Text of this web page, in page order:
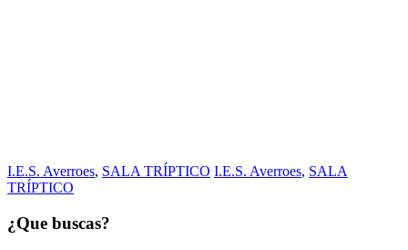
I.E.S. Averroes, SALA TRÍPTICO I.E.S. Averroes, SALA
TRÍPTICO
¿Que buscas?